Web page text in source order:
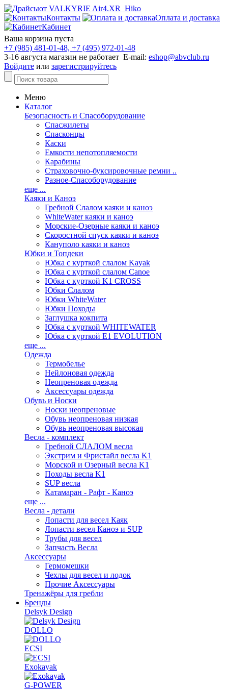
Контакты
Оплата и доставка
Кабинет
Ваша корзина пуста
+7 (985) 481-01-48, +7 (495) 972-01-48
3-16 августа магазин не работает E-mail: eshop@abvclub.ru
Войдите или зарегистрируйтесь
Меню
Каталог
Безопасность и Спасоборудование
Спасжилеты
Спасконцы
Каски
Емкости непотопляемости
Карабины
Страховочно-буксировочные ремни ..
Разное-Спасоборудование
еще ...
Каяки и Каноэ
Гребной Слалом каяки и каноэ
WhiteWater каяки и каноэ
Морские-Озерные каяки и каноэ
Скоростной спуск каяки и каноэ
Кануполо каяки и каноэ
Юбки и Топдеки
Юбка с курткой слалом Kayak
Юбка с курткой слалом Canoe
Юбка с курткой K1 CROSS
Юбки Слалом
Юбки WhiteWater
Юбки Походы
Заглушка кокпита
Юбка с курткой WHITEWATER
Юбка с курткой E1 EVOLUTION
еще ...
Одежда
Термобелье
Нейлоновая одежда
Неопреновая одежда
Аксессуары одежда
Обувь и Носки
Носки неопреновые
Обувь неопреновая низкая
Обувь неопреновая высокая
Весла - комплект
Гребной СЛАЛОМ весла
Экстрим и Фристайл весла K1
Морской и Озерный весла K1
Походы весла K1
SUP весла
Катамаран - Рафт - Каноэ
еще ...
Весла - детали
Лопасти для весел Каяк
Лопасти весел Каноэ и SUP
Трубы для весел
Запчасть Весла
Аксессуары
Гермомешки
Чехлы для весел и лодок
Прочие Аксессуары
Тренажёры для гребли
Бренды
Delsyk Design
DOLLO
ECSI
Exokayak
G-POWER